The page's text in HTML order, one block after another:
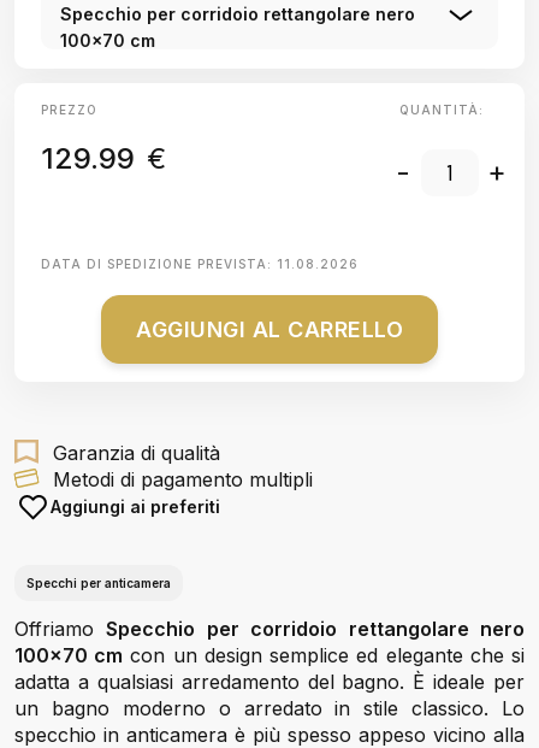
Specchio per corridoio rettangolare nero
100x70 cm
PREZZO
129.99 €
QUANTITÀ:
- +
DATA DI SPEDIZIONE PREVISTA: 11.08.2026
AGGIUNGI AL CARRELLO
Garanzia di qualità
Metodi di pagamento multipli
Aggiungi ai preferiti
Specchi per anticamera
OffriamoSpecchio per corridoio rettangolare nero
100x70 cm con un design semplice ed elegante che si
adatta a qualsiasi arredamento del bagno. È ideale per
un bagno moderno o arredato in stile classico. Lo
specchio in anticamera è più spesso appeso vicino alla